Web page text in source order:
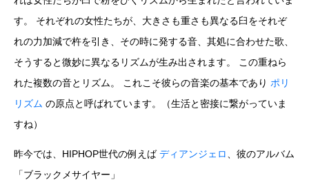
す。 それぞれの女性たちが、大きさも重さも異なる臼をそれぞ
れの力加減で杵を引き、その時に発する音、其処に合わせた歌、
そうすると微妙に異なるリズムが生み出されます。 この重ねら
れた複数の音とリズム。 これこそ彼らの音楽の基本であり ポリ
リズム の原点と呼ばれています。（生活と密接に繋がっていま
すね）
昨今では、HIPHOP世代の例えばディアンジェロ、彼のアルバム
「ブラックメサイヤー」